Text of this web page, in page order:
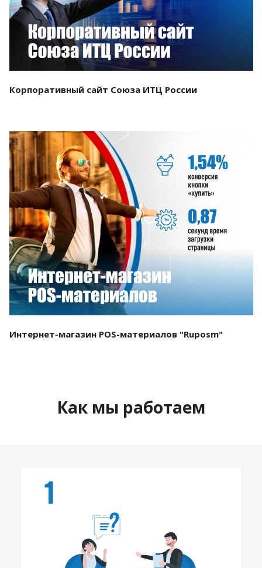
Корпоративный сайт Союза ИТЦ России
Смотреть проект
Интернет-магазин POS-материалов "Ruposm"
Как мы работаем
1